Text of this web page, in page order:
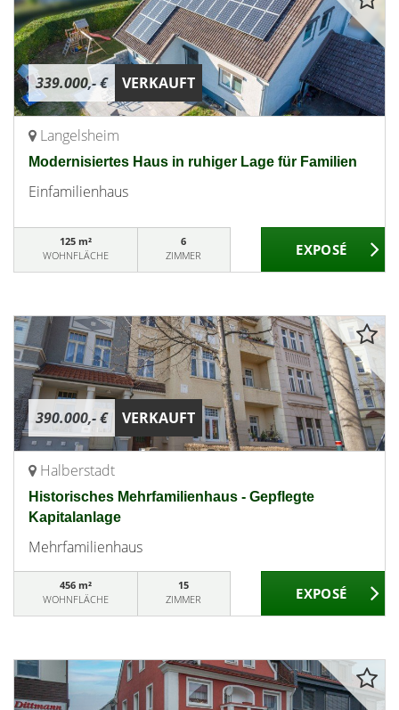
339.000,- € VERKAUFT
Langelsheim
Modernisiertes Haus in ruhiger Lage für Familien
Einfamilienhaus
125 m²
WOHNFLÄCHE
6
ZIMMER
390.000,- € VERKAUFT
Halberstadt
Historisches Mehrfamilienhaus - Gepflegte
Kapitalanlage
Mehrfamilienhaus
456 m²
WOHNFLÄCHE
15
ZIMMER